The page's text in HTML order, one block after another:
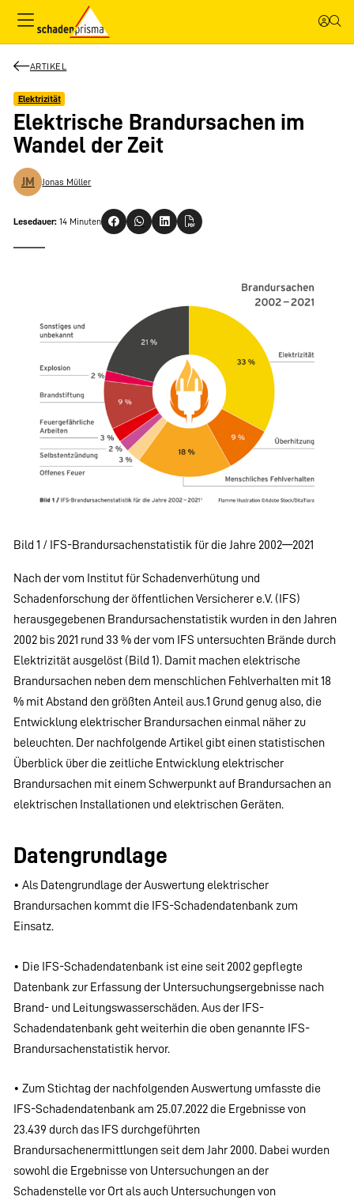
ARTIKEL
Elektrizität
Elektrische Brandursachen im
Wandel der Zeit
JM Jonas Müller
Lesedauer: 14 Minuten
Bild 1 / IFS-Brandursachenstatistik für die Jahre 2002—2021
Nach der vom Institut für Schadenverhütung und
Schadenforschung der öffentlichen Versicherer e.V. (IFS)
herausgegebenen Brandursachenstatistik wurden in den Jahren
2002 bis 2021 rund 33 % der vom IFS untersuchten Brände durch
Elektrizität ausgelöst (Bild 1). Damit machen elektrische
Brandursachen neben dem menschlichen Fehlverhalten mit 18
% mit Abstand den größten Anteil aus.1 Grund genug also, die
Entwicklung elektrischer Brandursachen einmal näher zu
beleuchten. Der nachfolgende Artikel gibt einen statistischen
Überblick über die zeitliche Entwicklung elektrischer
Brandursachen mit einem Schwerpunkt auf Brandursachen an
elektrischen Installationen und elektrischen Geräten.
Datengrundlage
• Als Datengrundlage der Auswertung elektrischer
Brandursachen kommt die IFS-Schadendatenbank zum
Einsatz.
• Die IFS-Schadendatenbank ist eine seit 2002 gepflegte
Datenbank zur Erfassung der Untersuchungsergebnisse nach
Brand- und Leitungswasserschäden. Aus der IFS-
Schadendatenbank geht weiterhin die oben genannte IFS-
Brandursachenstatistik hervor.
• Zum Stichtag der nachfolgenden Auswertung umfasste die
IFS-Schadendatenbank am 25.07.2022 die Ergebnisse von
23.439 durch das IFS durchgeführten
Brandursachenermittlungen seit dem Jahr 2000. Dabei wurden
sowohl die Ergebnisse von Untersuchungen an der
Schadenstelle vor Ort als auch Untersuchungen von